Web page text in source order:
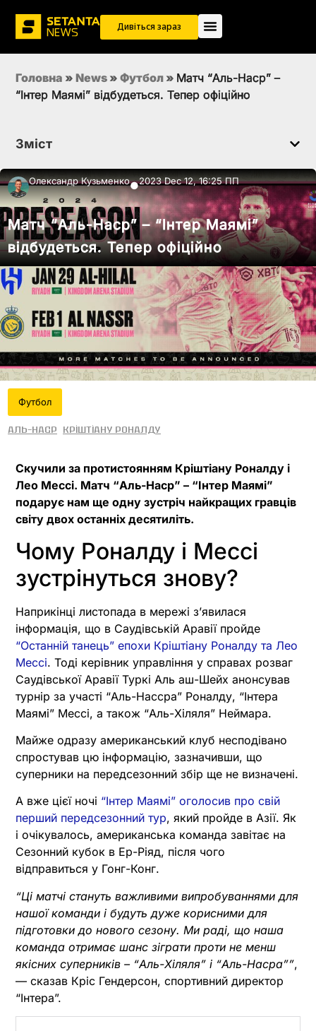
Дивіться зараз
Головна » News » Футбол » Матч “Аль-Наср” –
“Інтер Маямі” відбудеться. Тепер офіційно
Зміст
Олександр Кузьменко●2023 Dec 12, 16:25 ПП
Матч “Аль-Наср” – “Інтер Маямі”
відбудеться. Тепер офіційно
Футбол
Аль-Наср Кріштіану Роналду
Скучили за протистоянням Кріштіану Роналду і
Лео Мессі. Матч “Аль-Наср” – “Інтер Маямі”
подарує нам ще одну зустріч найкращих гравців
світу двох останніх десятиліть.
Чому Роналду і Мессі
зустрінуться знову?
Наприкінці листопада в мережі зʼявилася
інформація, що в Саудівській Аравії пройде
“Останній танець” епохи Кріштіану Роналду та Лео
Мессі. Тоді керівник управління у справах розваг
Саудівської Аравії Туркі Аль аш-Шейх анонсував
турнір за участі “Аль-Нассра” Роналду, “Інтера
Маямі” Мессі, а також “Аль-Хіляля” Неймара.
Майже одразу американський клуб несподівано
спростував цю інформацію, зазначивши, що
суперники на передсезонний збір ще не визначені.
А вже цієї ночі “Інтер Маямі” оголосив про свій
перший передсезонний тур, який пройде в Азії. Як
і очікувалось, американська команда завітає на
Сезонний кубок в Ер-Ріяд, після чого
відправиться у Гонг-Конг.
“Ці матчі стануть важливими випробуваннями для
нашої команди і будуть дуже корисними для
підготовки до нового сезону. Ми раді, що наша
команда отримає шанс зіграти проти не менш
якісних суперників – “Аль-Хіляля” і “Аль-Насра””,
— сказав Кріс Гендерсон, спортивний директор
“Інтера”.